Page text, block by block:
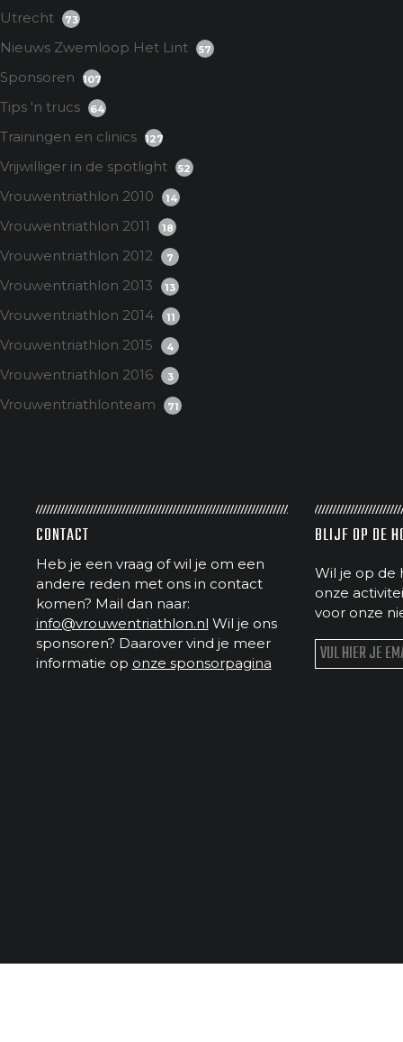
Utrecht
73
Nieuws Zwemloop Het Lint 57
Sponsoren 107
Tips 'n trucs 64
Trainingen en clinics 127
Vrijwilliger in de spotlight 52
Vrouwentriathlon 2010 14
Vrouwentriathlon 2011 18
Vrouwentriathlon 2012 7
Vrouwentriathlon 2013 13
Vrouwentriathlon 2014 11
Vrouwentriathlon 2015 4
Vrouwentriathlon 2016 3
Vrouwentriathlonteam 71
CONTACT
Heb je een vraag of wil je om een
andere reden met ons in contact
komen? Mail dan naar:
info@vrouwentriathlon.nl Wil je ons
sponsoren? Daarover vind je meer
informatie op onze sponsorpagina
BLIJF OP DE
Wil je op de
onze
voor onze